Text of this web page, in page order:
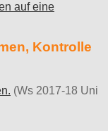
auf eine
Kontrolle
(Ws 2017-18 Uni